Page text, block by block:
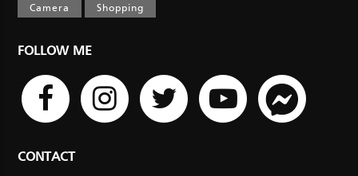
Camera
Shopping
FOLLOW ME
CONTACT